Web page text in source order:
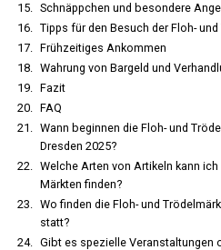
Schnäppchen und besondere
Tipps für den Besuch der Floh-
Frühzeitiges Ankommen
Wahrung von Bargeld und
Fazit
FAQ
Wann beginnen die Floh- und
Dresden 2025?
Welche Arten von Artikeln kann ich
Märkten finden?
Wo finden die Floh- und
statt?
Gibt es spezielle Veranstaltungen